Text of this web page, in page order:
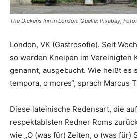
The Dickens Inn in London. Quelle: Pixabay,
London, VK (Gastrosofie). Seit
so werden Kneipen im Vereinigten
genannt, ausgebucht. Wie heißt es
tempora, o mores“, sprach Marcus
Diese lateinische Redensart, die
respektablsten Redner Roms
wie „O (was für) Zeiten, o (was für)